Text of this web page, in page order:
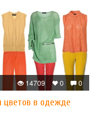
0
0
14709
цветов в одежде